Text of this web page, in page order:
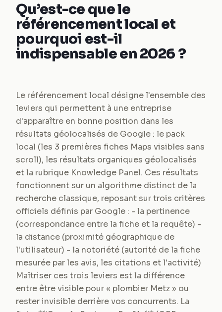
Qu’est-ce que le
référencement local et
pourquoi est-il
indispensable en 2026 ?
Le référencement local désigne l'ensemble des
leviers qui permettent à une entreprise
d'apparaître en bonne position dans les
résultats géolocalisés de Google : le pack
local (les 3 premières fiches Maps visibles sans
scroll), les résultats organiques géolocalisés
et la rubrique Knowledge Panel. Ces résultats
fonctionnent sur un algorithme distinct de la
recherche classique, reposant sur trois critères
officiels définis par Google : - la pertinence
(correspondance entre la fiche et la requête) -
la distance (proximité géographique de
l'utilisateur) - la notoriété (autorité de la fiche
mesurée par les avis, les citations et l'activité)
Maîtriser ces trois leviers est la différence
entre être visible pour « plombier Metz » ou
rester invisible derrière vos concurrents. La